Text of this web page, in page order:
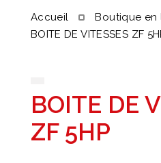
Accueil
Boutique en
BOITE DE VITESSES ZF
BOITE DE
ZF 5HP